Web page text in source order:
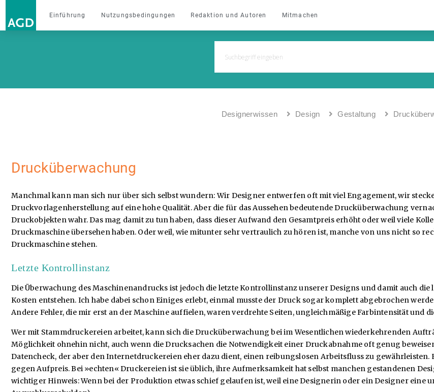
Einführung Nutzungsbedingungen Redaktion und Autoren Mitmachen
Designerwissen Design Gestaltung
Drucküberwachung
Manchmal kann man sich nur über sich selbst wundern: Wir Designer entwerfen oft mit viel Engagement, wir
Druckvorlagenherstellung auf eine hohe Qualität. Aber die für das Aussehen bedeutende Drucküberwachung
Druckobjekten wahr. Das mag damit zu tun haben, dass dieser Aufwand den Gesamtpreis erhöht oder weil viele
Druckmaschine übersehen haben. Oder weil, wie mitunter sehr vertraulich zu hören ist, manche von uns nicht so
Druckmaschine stehen.
Letzte Kontrollinstanz
Die Überwachung des Maschinenandrucks ist jedoch die letzte Kontrollinstanz unserer Designs und damit auch
Kosten entstehen. Ich habe dabei schon Einiges erlebt, einmal musste der Druck sogar komplett abgebrochen
Andere Fehler, die mir erst an der Maschine auffielen, waren verdrehte Seiten, ungleichmäßige Farbintensität und
Wer mit Stammdruckereien arbeitet, kann sich die Drucküberwachung bei im Wesentlichen wiederkehrenden
Möglichkeit ohnehin nicht, auch wenn die Drucksachen die Notwendigkeit einer Druckabnahme oft genug
Datencheck, der aber den Internetdruckereien eher dazu dient, einen reibungslosen Arbeitsfluss zu
gegen Aufpreis. Bei »echten« Druckereien ist sie üblich, ihre Aufmerksamkeit hat selbst manchen gestandenen
wichtiger Hinweis: Wenn bei der Produktion etwas schief gelaufen ist, weil eine Designerin oder ein Designer eine